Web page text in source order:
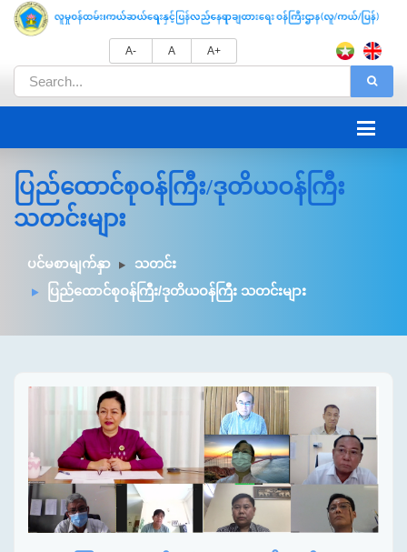
A- A A+
ပြည်ထောင်စုဝန်ကြီး/ဒုတိယဝန်ကြီး
သတင်းများ
ပင်မစာမျက်နှာ
သတင်း
ပြည်ထောင်စုဝန်ကြီး/ဒုတိယဝန်ကြီး သတင်းများ